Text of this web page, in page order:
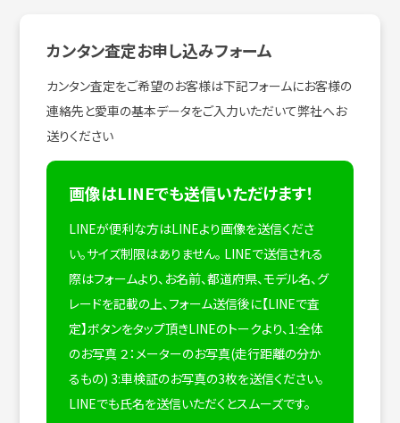
カンタン査定お申し込みフォーム
カンタン査定をご希望のお客様は下記フォームにお客様の
連絡先と愛車の基本データをご入力いただいて弊社へお
送りください
画像はLINEでも送信いただけます！
LINEが便利な方はLINEより画像を送信くださ
い。サイズ制限はありません。 LINEで送信される
際はフォームより、お名前、都道府県、モデル名、グ
レードを記載の上、フォーム送信後に【LINEで査
定】ボタンをタップ頂きLINEのトークより、1:全体
のお写真 ２：メーターのお写真(走行距離の分か
るもの) 3:車検証のお写真の3枚を送信ください。
LINEでも氏名を送信いただくとスムーズです。